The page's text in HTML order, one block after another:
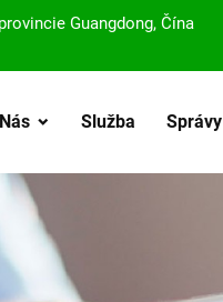
Guangdong, Čína
Služba Správy